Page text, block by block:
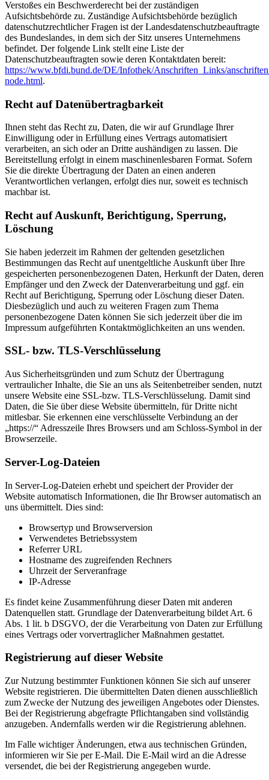
Verstoßes ein Beschwerderecht bei der zuständigen
Aufsichtsbehörde zu. Zuständige Aufsichtsbehörde bezüglich
datenschutzrechtlicher Fragen ist der Landesdatenschutzbeauftragte
des Bundeslandes, in dem sich der Sitz unseres Unternehmens
befindet. Der folgende Link stellt eine Liste der
Datenschutzbeauftragten sowie deren Kontaktdaten bereit:
https://www.bfdi.bund.de/DE/Infothek/Anschriften_Links/
node.html.
Recht auf Datenübertragbarkeit
Ihnen steht das Recht zu, Daten, die wir auf Grundlage Ihrer
Einwilligung oder in Erfüllung eines Vertrags automatisiert
verarbeiten, an sich oder an Dritte aushändigen zu lassen. Die
Bereitstellung erfolgt in einem maschinenlesbaren Format. Sofern
Sie die direkte Übertragung der Daten an einen anderen
Verantwortlichen verlangen, erfolgt dies nur, soweit es technisch
machbar ist.
Recht auf Auskunft, Berichtigung, Sperrung,
Löschung
Sie haben jederzeit im Rahmen der geltenden gesetzlichen
Bestimmungen das Recht auf unentgeltliche Auskunft über Ihre
gespeicherten personenbezogenen Daten, Herkunft der Daten, deren
Empfänger und den Zweck der Datenverarbeitung und ggf. ein
Recht auf Berichtigung, Sperrung oder Löschung dieser Daten.
Diesbezüglich und auch zu weiteren Fragen zum Thema
personenbezogene Daten können Sie sich jederzeit über die im
Impressum aufgeführten Kontaktmöglichkeiten an uns wenden.
SSL- bzw. TLS-Verschlüsselung
Aus Sicherheitsgründen und zum Schutz der Übertragung
vertraulicher Inhalte, die Sie an uns als Seitenbetreiber senden, nutzt
unsere Website eine SSL-bzw. TLS-Verschlüsselung. Damit sind
Daten, die Sie über diese Website übermitteln, für Dritte nicht
mitlesbar. Sie erkennen eine verschlüsselte Verbindung an der
„https://“ Adresszeile Ihres Browsers und am Schloss-Symbol in der
Browserzeile.
Server-Log-Dateien
In Server-Log-Dateien erhebt und speichert der Provider der
Website automatisch Informationen, die Ihr Browser automatisch an
uns übermittelt. Dies sind:
Browsertyp und Browserversion
Verwendetes Betriebssystem
Referrer URL
Hostname des zugreifenden Rechners
Uhrzeit der Serveranfrage
IP-Adresse
Es findet keine Zusammenführung dieser Daten mit anderen
Datenquellen statt. Grundlage der Datenverarbeitung bildet Art. 6
Abs. 1 lit. b DSGVO, der die Verarbeitung von Daten zur Erfüllung
eines Vertrags oder vorvertraglicher Maßnahmen gestattet.
Registrierung auf dieser Website
Zur Nutzung bestimmter Funktionen können Sie sich auf unserer
Website registrieren. Die übermittelten Daten dienen ausschließlich
zum Zwecke der Nutzung des jeweiligen Angebotes oder Dienstes.
Bei der Registrierung abgefragte Pflichtangaben sind vollständig
anzugeben. Andernfalls werden wir die Registrierung ablehnen.
Im Falle wichtiger Änderungen, etwa aus technischen Gründen,
informieren wir Sie per E-Mail. Die E-Mail wird an die Adresse
versendet, die bei der Registrierung angegeben wurde.